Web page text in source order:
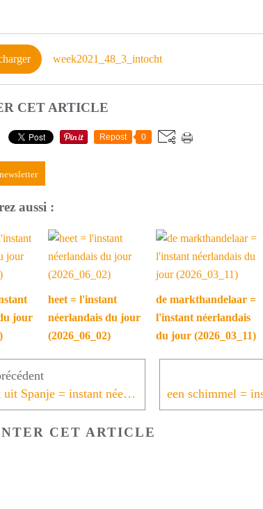
week2021_48_3_intocht
CET ARTICLE
Repost 0
aussi :
jour
heet = l'instant
néerlandais du jour
(2026_06_02)
de markthandelaar =
l'instant néerlandais
du jour (2026_03_11)
stoomboot uit Spanje = instant néerlandais du jour (2021_11_30)
CET ARTICLE